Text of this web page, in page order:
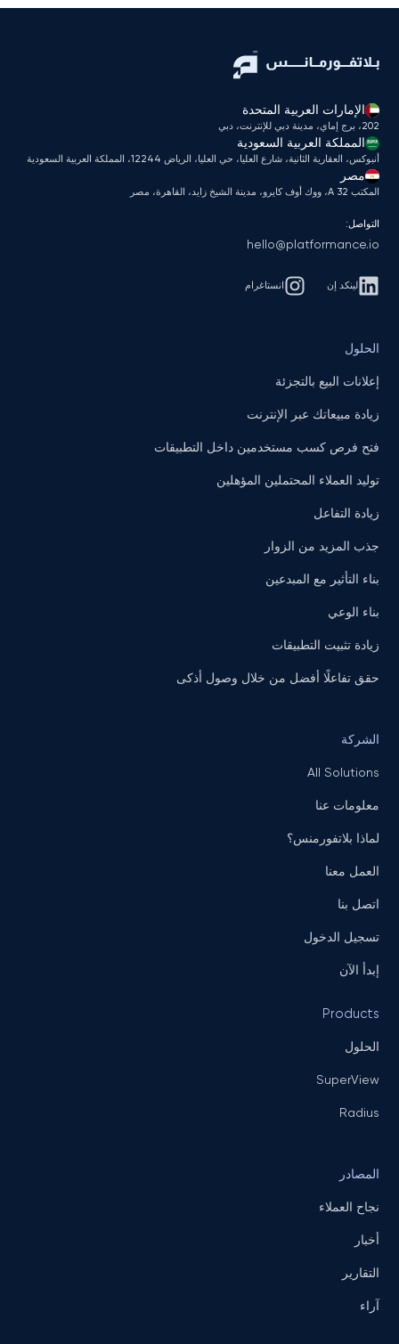
الإمارات العربية المتحدة
202، برج إماي، مدينة دبي للإنترنت، دبي
المملكة العربية السعودية
أنبوكس، العقارية الثانية، شارع العليا، حي العليا، الرياض 12244، المملكة العربية السعودية
مصر
المكتب A 32، ووك أوف كايرو، مدينة الشيخ زايد، القاهرة، مصر
التواصل:
hello@platformance.io
لينكد إن انستاغرام
الحلول
إعلانات البيع بالتجزئة
زيادة مبيعاتك عبر الإنترنت
فتح فرص كسب مستخدمين داخل التطبيقات
توليد العملاء المحتملين المؤهلين
زيادة التفاعل
جذب المزيد من الزوار
بناء التأثير مع المبدعين
بناء الوعي
زيادة تثبيت التطبيقات
حقق تفاعلًا أفضل من خلال وصول أذكى
الشركة
All Solutions
معلومات عنا
لماذا بلاتفورمنس؟
العمل معنا
اتصل بنا
تسجيل الدخول
إبدأ الآن
Products
الحلول
SuperView
Radius
المصادر
نجاح العملاء
أخبار
التقارير
آراء